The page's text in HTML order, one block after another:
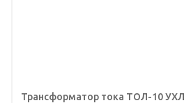
Трансформатор тока ТОЛ-10